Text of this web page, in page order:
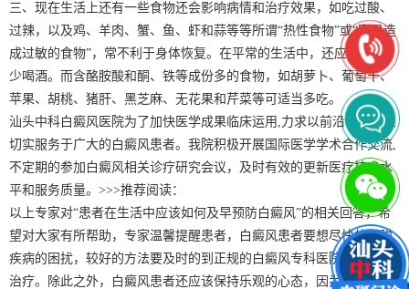
三、现在生活上还有一些食物还会影响病情和治疗效果，如吃过酸、
过辣，以及鸡、羊肉、蟹、鱼、虾和蒜等等所谓“热性食物”或“容易造
成过敏的食物”，常不利于身体恢复。在平常的生活中，还应不抽烟，
少喝酒。而含酪胺酸和酮、铁等成份多的食物，如胡萝卜、葡萄干、
苹果、胡桃、猪肝、黑芝麻、无花果和芹菜等可适当多吃。
汕头中科白癜风医院为了加快医学成果临床运用,力求以前沿科技成果
切实服务于广大的白癜风患者。我院积极开展国际医学学术合作交流,
不定期的参加白癜风相关诊疗研究会议，及时有效的更新医疗技术水
平和服务质量。>>>推荐阅读：
以上专家对“患者在生活中应该如何及早预防白癜风”的相关回答，希
望对大家有所帮助，专家温馨提醒患者，白癜风患者要想尽快的摆脱
疾病的困扰，较好的方法要及时的到正规的白癜风专科医院进行检查
治疗。除此之外，白癜风患者还应该保持乐观的心态，因为治疗白癜